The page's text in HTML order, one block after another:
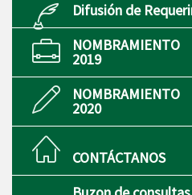
Difusión de
NOMBRAMIENTO
2019
NOMBRAMIENTO
2020
CONTÁCTANOS